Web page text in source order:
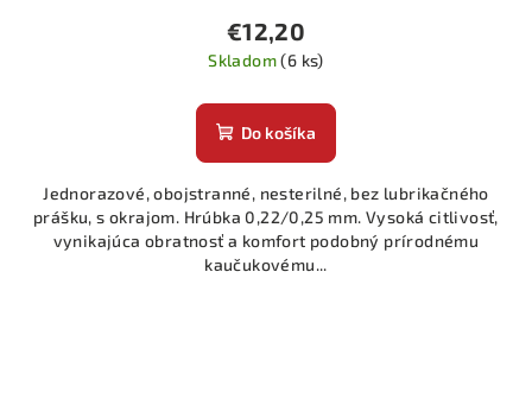
€12,20
Skladom(6 ks)
Do košíka
Jednorazové, obojstranné, nesterilné, bez lubrikačného
prášku, s okrajom. Hrúbka 0,22/0,25 mm. Vysoká citlivosť,
vynikajúca obratnosť a komfort podobný prírodnému
kaučukovému...